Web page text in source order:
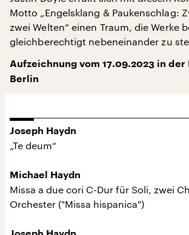
Motto „Engelsklang & Paukenschlag:
zwei Welten“ einen Traum, die Werke
gleichberechtigt nebeneinander zu
Aufzeichnung vom 17.09.2023 in
Berlin
Joseph Haydn
„Te deum“
Michael Haydn
Missa a due cori C-Dur für Soli, zwei
Orchester ("Missa hispanica")